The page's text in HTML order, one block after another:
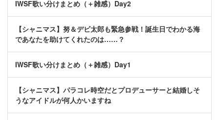
IWSF歌い分けまとめ（＋雑感）Day2
【シャニマス】努＆デビ太郎も緊急参戦！誕生日でわかる海
であなたを助けてくれたのは……？
IWSF歌い分けまとめ（＋雑感）Day1
【シャニマス】パラコレ時空だとプロデューサーと結婚しそ
うなアイドルが何人かいますね